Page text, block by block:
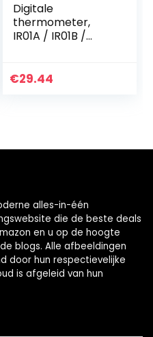
Digitale
thermometer,
IR01A / IR01B /
eter, contactloze
€29.44
alles-in-één
die de beste deals
en u op de hoogte
blogs. Alle afbeeldingen
door hun respectievelijke
is afgeleid van hun